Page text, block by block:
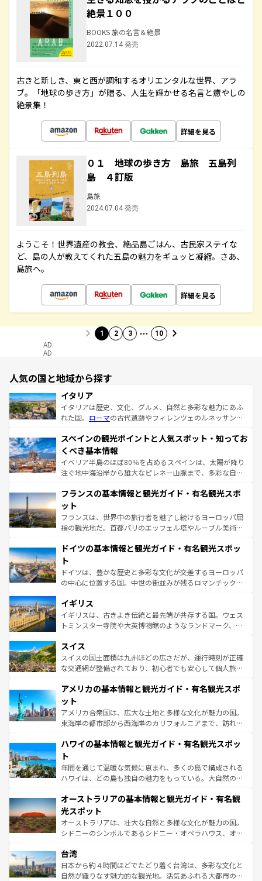
絶景１００
BOOKS 旅の名言＆絶景
2022.07.14 発売
古きと新しき、東と西が調和するオリエンタルな世界、アラ
ブ。「地球の歩き方」が贈る、人生を輝かせる名言と癒やしの
絶景集！
詳細を見る
０１ 地球の歩き方 島旅 五島列
島 ４訂版
島旅
2024.07.04 発売
ようこそ！世界遺産の教会、絶品島ごはん、古民家ステイな
ど、島の人が教えてくれた五島の魅力をギュッと凝縮。さあ、
島旅へ。
詳細を見る
1 2 3 … 10
AD
AD
人気の国と地域から探す
イタリア
イタリアは歴史、文化、グルメ、自然と多彩な魅力にあふ
れた国。 ローマの古代遺跡やフィレンツェのルネッサンス
ろん、トスカーナの美しい田園風景やアマルフィ海岸の絶
景など、自然景観も見逃せない。観光の合間には、本場の
ピザやパスタなど、絶品のイタリア料理を堪能することも
できる。朝目覚めてから夜眠るまで、すべての瞬間を楽し
なお、新着のイタリア情報はコンテンツ一覧を参照してほ
しい。
スペインの観光ポイントと人気スポット・知ってお
くべき基本情報
イベリア半島のほぼ80％を占めるスペインは、太陽が降り
注ぐ地中海沿岸から雄大なピレネー山脈まで、多彩な自然
文化が根付くこの国では、情熱的なフラメンコ、熱気あふ
れる闘牛、そして美味しいタパスが生活の一部となってい
る。首都マドリードの洗練された雰囲気や、バルセロナの
アートに溢れた街角から、地方では古代ローマ遺跡や中世
せる。地方によって風土や気候が異なるスペインはその個
ンテンツ一覧 を参照してほしい。
フランスの基本情報と観光ガイド・有名観光スポ
ット
フランスは、世界中の旅行者を魅了し続けるヨーロッパ屈
指の観光地だ。首都パリのエッフェル塔やルーブル美術館
で、幅広い魅力が詰まっている。華麗な宮殿、歴史的な大
聖堂、美しいビーチ、そして豊かな自然が、訪れる者を心
から魅了する。また、フランスは美食の国としても知ら
れ、フランス料理はユネスコ無形文化遺産にも登録されて
香り高いラベンダー畑など、多彩な楽しみ方が可能だ。さ
らに、パリ以外の地域にも魅力が溢れており、どの街角に
も豊かな歴史と文化が息づいている。パリ以外の個性あふ
を参照してほしい。
ドイツの基本情報と観光ガイド・有名観光スポッ
ト
ドイツは、豊かな歴史と多彩な文化が交差するヨーロッパ
の中心に位置する国。中世の街並みが残るロマンチック街
顔を持つこの国は、どこを歩いても飽きることがない。ベ
ルリンの文化的活気、バイエルン州のアルプスの絶景、そ
してライン川沿いのワイン畑といった風景は必見。ビール
は、お酒好きな人にはぜひ体験してほしい。 なお、新着の
ドイツ情報はコンテンツ一覧を参照してほしい。
イギリス
イギリスは、古きよき伝統と最先端が共存する国。ウェス
トミンスター寺院や大英博物館のようなランドマーク、歴
リアごとに異なる魅力がある。また、優雅なアフタヌーン
ティー、ビール好きにはたまらない英国パブ、サッカー観
戦など、本場だからこそできる体験も豊富。イギリスを旅
ンツ一覧を参照してほしい。
スイス
スイスの国土面積は九州ほどの広さだが、運行時刻が正確
な交通網が整備されており、初心者でも安心して個人旅行
の建物がそのまま残る町や、スイスならではのユニークな
博物館もあり、アルプス観光だけでなく町歩きも満喫する
ことができる。国民の所得が高いため物価も高いが、旅行
者向けの交通パス提供のサービスもあり、うまく活用すれ
着のスイス情報はコンテンツ一覧を参照してほしい。
アメリカの基本情報と観光ガイド・有名観光スポ
ット
アメリカ合衆国は、広大な土地と多様な文化が魅力の国。
東海岸の都市部から西海岸のカリフォルニアまで、訪れる
のような巨大都市は、観光、ショッピング、エンターテイ
ンメントが詰まった刺激的なスポットだ。一方、アメリカ
西部には大自然が広がり、グランドキャニオンやイエロー
ストーン国立公園といった絶景が堪能できる。さらに、南
文化が魅力。旅行者はアメリカの各地域で異なる魅力を楽
しみながら、その多様性と豊かな歴史を感じることができ
るだろう。車でのロードトリップや列車の旅も、アメリカ
ならではの贅沢な旅のスタイルだ。 なお、新着のアメリカ
情報は コンテンツ一覧 を参照してほしい。
ハワイの基本情報と観光ガイド・有名観光スポッ
ト
年間を通じて温暖な気候に恵まれ、多くの島で構成される
ハワイは、どの島も独自の魅力をもっている。大自然の神
ワイ島は見逃せない。また、定番の観光地といえばオアフ
島だが、静かな自然を求めるならマウイ島やカウアイ島が
おすすめ。エメラルドグリーンに輝く海をはじめ、豊かな
文化や歴史が息づいている。「アロハスピリット」と呼ば
人々、おいしいローカルフードやハワイアンミュージッ
ク、伝統的なフラダンスなど、すべてがハワイの魅力を彩
っている。訪れるたびに新しい発見と感動が待っているハ
オーストラリアの基本情報と観光ガイド・有名観
光スポット
オーストラリアは、壮大な自然と多様な文化が魅力の国。
シドニーのシンボルであるシドニー・オペラハウス、オー
リアリーフや大陸中央部にそびえるウルル（エアーズロッ
ク）、タスマニアの美しい原生林やケアンズの熱帯雨林な
ど、見どころがたくさん。また、カフェやワイン、オージ
台湾
日本から約４時間ほどでたどり着く台湾は、多彩な文化と
自然が織りなす魅力的な観光地。活気あふれる大都市の台